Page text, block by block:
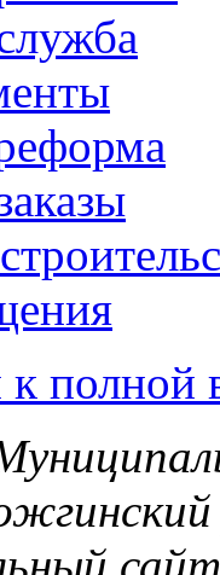
полной
сайт